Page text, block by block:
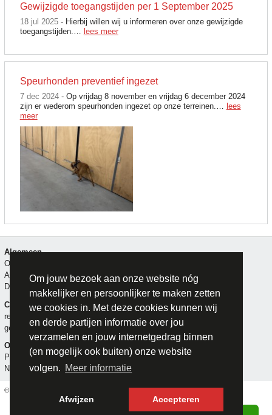
Om jouw bezoek aan onze website nóg
makkelijker en persoonlijker te maken zetten
we cookies in. Met deze cookies kunnen wij
en derde partijen informatie over jou
verzamelen en jouw internetgedrag binnen
(en mogelijk ook buiten) onze website
volgen. Meer informatie
Afwijzen Accepteren
Gewijzigde toegangstijden per 1 September 2025
18 jul 2025- Hierbij willen wij u informeren over onze gewijzigde
toegangstijden.…
lees meer
Speurhonden preventief ingezet
7 dec 2024- Op vrijdag 8 november en vrijdag 6 december 2024
zijn er wederom speurhonden ingezet op onze terreinen.…
lees
meer
Algemeen
Over Majabox
Algemene voorwaarden
Disclaimer
Contact
reserveren
gebeld worden
Opslagruimte huren
Privacy- en cookieverklaring
Nieuwsoverzicht
© Majabox (2026)